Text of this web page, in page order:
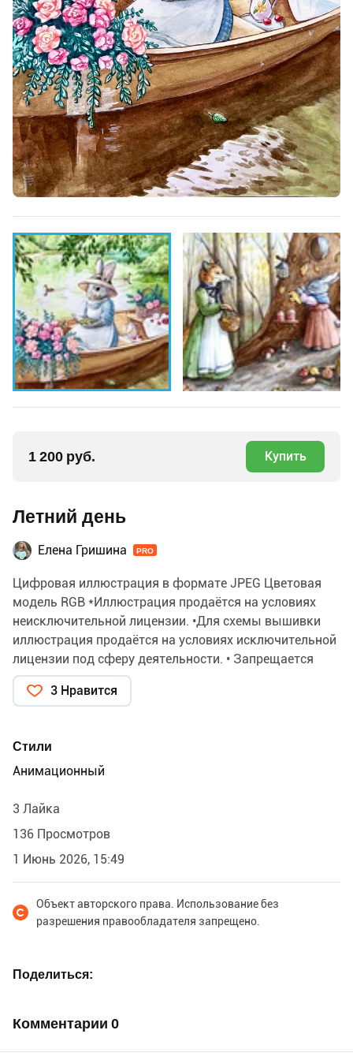
1 200 руб. Купить
Летний день
Елена Гришина PRO
Цифровая иллюстрация в формате JPEG Цветовая
модель RGB *Иллюстрация продаётся на условиях
неисключительной лицензии. •Для схемы вышивки
иллюстрация продаётся на условиях исключительной
лицензии под сферу деятельности. • Запрещается
перепродажа цифровой иллюстрации самой по себе
третьим лицам.
3 Нравится
Стили
Анимационный
3 Лайка
136 Просмотров
1 Июнь 2026, 15:49
Объект авторского права. Использование без
разрешения правообладателя запрещено.
Поделиться
Комментарии 0